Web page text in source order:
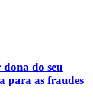
dona do seu
para as fraudes